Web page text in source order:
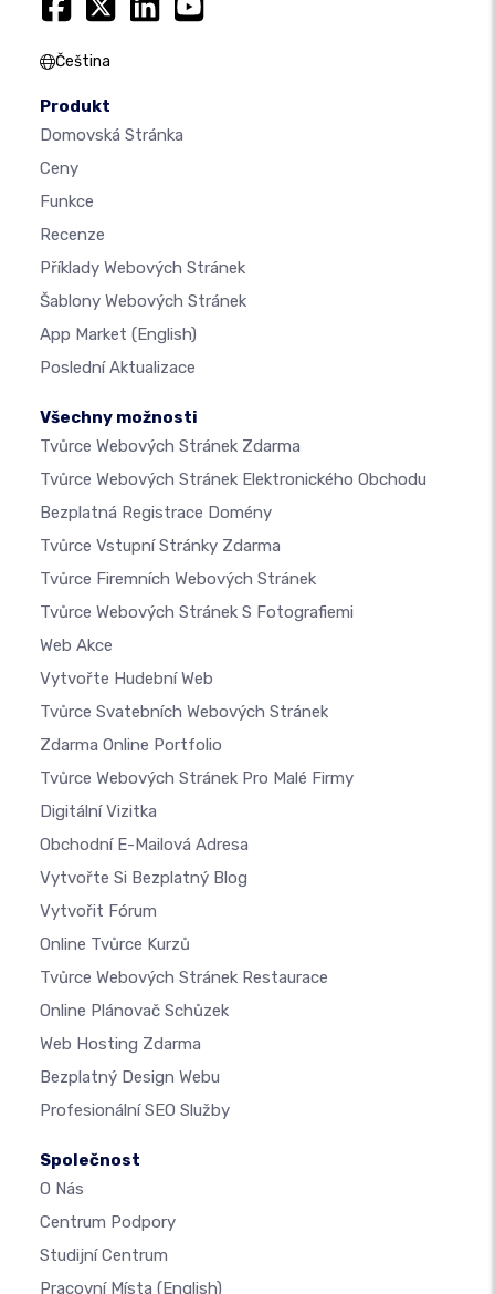
Čeština
Produkt
Domovská Stránka
Ceny
Funkce
Recenze
Příklady Webových Stránek
Šablony Webových Stránek
App Market (English)
Poslední Aktualizace
Všechny možnosti
Tvůrce Webových Stránek Zdarma
Tvůrce Webových Stránek Elektronického Obchodu
Bezplatná Registrace Domény
Tvůrce Vstupní Stránky Zdarma
Tvůrce Firemních Webových Stránek
Tvůrce Webových Stránek S Fotografiemi
Web Akce
Vytvořte Hudební Web
Tvůrce Svatebních Webových Stránek
Zdarma Online Portfolio
Tvůrce Webových Stránek Pro Malé Firmy
Digitální Vizitka
Obchodní E-Mailová Adresa
Vytvořte Si Bezplatný Blog
Vytvořit Fórum
Online Tvůrce Kurzů
Tvůrce Webových Stránek Restaurace
Online Plánovač Schůzek
Web Hosting Zdarma
Bezplatný Design Webu
Profesionální SEO Služby
Společnost
O Nás
Centrum Podpory
Studijní Centrum
Pracovní Místa (English)